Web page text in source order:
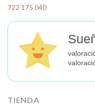
722 175 040
TIENDA